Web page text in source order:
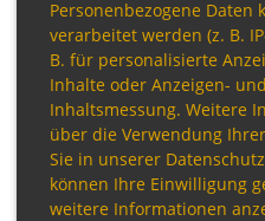
Personenbezogene Daten
verarbeitet werden (z. B.
B. für personalisierte
Inhalte oder Anzeigen- und
Inhaltsmessung. Weitere
über die Verwendung
Sie in unserer
können Ihre Einwilligung
weitere Informationen